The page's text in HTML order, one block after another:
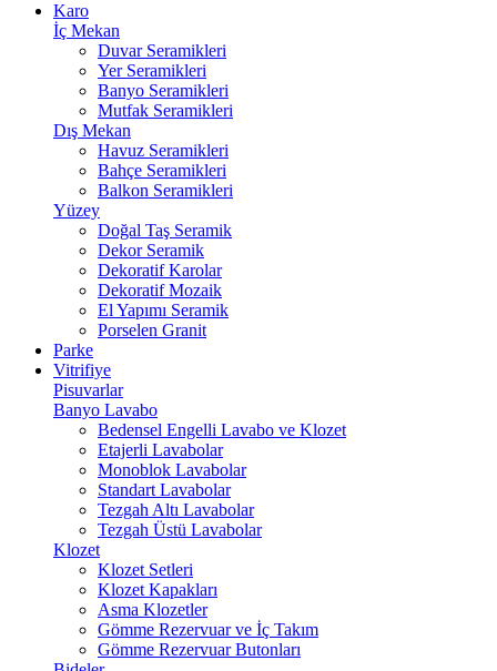
Karo
İç Mekan
Duvar Seramikleri
Yer Seramikleri
Banyo Seramikleri
Mutfak Seramikleri
Dış Mekan
Havuz Seramikleri
Bahçe Seramikleri
Balkon Seramikleri
Yüzey
Doğal Taş Seramik
Dekor Seramik
Dekoratif Karolar
Dekoratif Mozaik
El Yapımı Seramik
Porselen Granit
Parke
Vitrifiye
Pisuvarlar
Banyo Lavabo
Bedensel Engelli Lavabo ve Klozet
Etajerli Lavabolar
Monoblok Lavabolar
Standart Lavabolar
Tezgah Altı Lavabolar
Tezgah Üstü Lavabolar
Klozet
Klozet Setleri
Klozet Kapakları
Asma Klozetler
Gömme Rezervuar ve İç Takım
Gömme Rezervuar Butonları